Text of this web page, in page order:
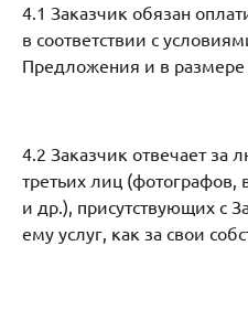
4.1 Заказчик обязан
в соответствии с
Предложения и в размере
4.2 Заказчик отвечает за
третьих лиц
и др.), присутствующих с
ему услуг, как за свои